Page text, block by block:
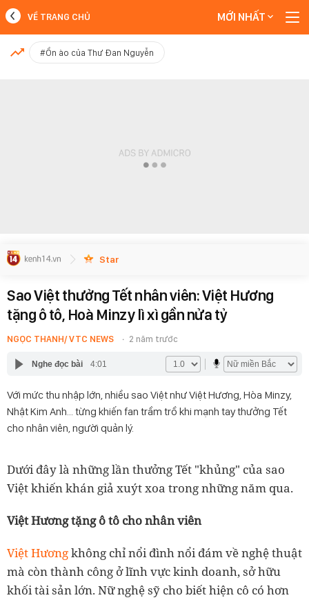
MỚI NHẤT
VỀ TRANG CHỦ MỚI NHẤT
#Ồn ào của Thư Đan Nguyễn
Star
Sao Việt thưởng Tết nhân viên: Việt Hương
tặng ô tô, Hoà Minzy lì xì gần nửa tỷ
NGỌC THANH/ VTC NEWS 2 năm trước
Nghe đọc bài 4:01
Với mức thu nhập lớn, nhiều sao Việt như Việt Hương, Hòa Minzy,
Nhật Kim Anh... từng khiến fan trầm trồ khi mạnh tay thưởng Tết
cho nhân viên, người quản lý.
Dưới đây là những lần thưởng Tết "khủng" của sao
Việt khiến khán giả xuýt xoa trong những năm qua.
Việt Hương tặng ô tô cho nhân viên
Việt Hươngkhông chỉ nổi đình nổi đám về nghệ thuật
mà còn thành công ở lĩnh vực kinh doanh, sở hữu
khối tài sản lớn. Nữ nghệ sỹ cho biết hiện cô có hơn